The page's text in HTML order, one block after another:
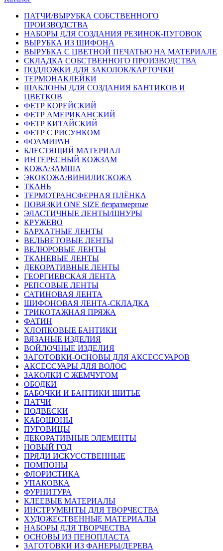
ПАТЧИ/ВЫРУБКА СОБСТВЕННОГО
ПРОИЗВОДСТВА
НАБОРЫ ДЛЯ СОЗДАНИЯ РЕЗИНОК-ПУГОВОК
ВЫРУБКА ИЗ ШИФОНА
ВЫРУБКА С ЦВЕТНОЙ ПЕЧАТЬЮ НА МАТЕРИАЛЕ
СКЛАДКА СОБСТВЕННОГО ПРОИЗВОДСТВА
ПОДЛОЖКИ ДЛЯ ЗАКОЛОК/КАРТОЧКИ
ТЕРМОНАКЛЕЙКИ
ШАБЛОНЫ ДЛЯ СОЗДАНИЯ БАНТИКОВ И
ЦВЕТКОВ
ФЕТР КОРЕЙСКИЙ
ФЕТР АМЕРИКАНСКИЙ
ФЕТР КИТАЙСКИЙ
ФЕТР С РИСУНКОМ
ФОАМИРАН
БЛЕСТЯЩИЙ МАТЕРИАЛ
ИНТЕРЕСНЫЙ КОЖЗАМ
КОЖА/ЗАМША
ЭКОКОЖА/ВИНИЛИСКОЖА
ТКАНЬ
ТЕРМОТРАНСФЕРНАЯ ПЛЁНКА
ПОВЯЗКИ ONE SIZE безразмерные
ЭЛАСТИЧНЫЕ ЛЕНТЫ/ШНУРЫ
КРУЖЕВО
БАРХАТНЫЕ ЛЕНТЫ
ВЕЛЬВЕТОВЫЕ ЛЕНТЫ
ВЕЛЮРОВЫЕ ЛЕНТЫ
ТКАНЕВЫЕ ЛЕНТЫ
ДЕКОРАТИВНЫЕ ЛЕНТЫ
ГЕОРГИЕВСКАЯ ЛЕНТА
РЕПСОВЫЕ ЛЕНТЫ
САТИНОВАЯ ЛЕНТА
ШИФОНОВАЯ ЛЕНТА-СКЛАДКА
ТРИКОТАЖНАЯ ПРЯЖА
ФАТИН
ХЛОПКОВЫЕ БАНТИКИ
ВЯЗАНЫЕ ИЗДЕЛИЯ
ВОЙЛОЧНЫЕ ИЗДЕЛИЯ
ЗАГОТОВКИ-ОСНОВЫ ДЛЯ АКСЕССУАРОВ
АКСЕССУАРЫ ДЛЯ ВОЛОС
ЗАКОЛКИ С ЖЕМЧУГОМ
ОБОДКИ
БАБОЧКИ И БАНТИКИ ШИТЬЕ
ПАТЧИ
ПОДВЕСКИ
КАБОШОНЫ
ПУГОВИЦЫ
ДЕКОРАТИВНЫЕ ЭЛЕМЕНТЫ
НОВЫЙ ГОД
ПРЯДИ ИСКУССТВЕННЫЕ
ПОМПОНЫ
ФЛОРИСТИКА
УПАКОВКА
ФУРНИТУРА
КЛЕЕВЫЕ МАТЕРИАЛЫ
ИНСТРУМЕНТЫ ДЛЯ ТВОРЧЕСТВА
ХУДОЖЕСТВЕННЫЕ МАТЕРИАЛЫ
НАБОРЫ ДЛЯ ТВОРЧЕСТВА
ОСНОВЫ ИЗ ПЕНОПЛАСТА
ЗАГОТОВКИ ИЗ ФАНЕРЫ/ДЕРЕВА